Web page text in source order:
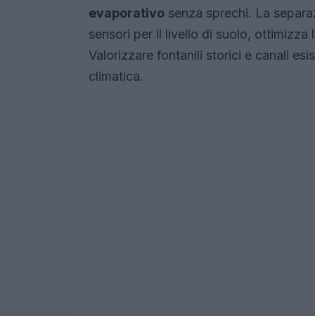
evaporativo senza sprechi. La
sensori per il livello di suolo, ottimizza
Valorizzare fontanili storici e canali
climatica.